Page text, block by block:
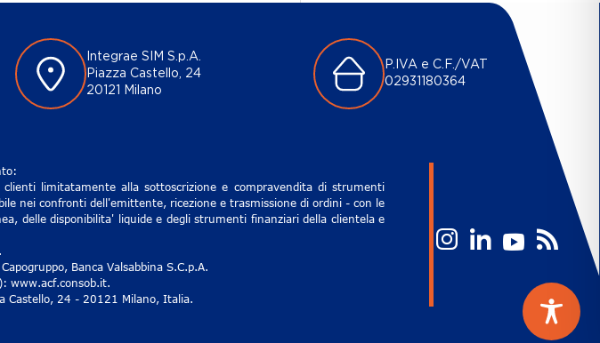
Integrae SIM S.p.A.
Piazza Castello, 24
20121 Milano
P.IVA e C.F./VAT
02931180364
limitatamente alla sottoscrizione e compravendita di strumenti
nei confronti dell'emittente, ricezione e trasmissione di ordini - con le
delle disponibilita' liquide e degli strumenti finanziari della clientela e
Banca Valsabbina S.C.p.A.
www.acf.consob.it.
Castello, 24 - 20121 Milano, Italia.